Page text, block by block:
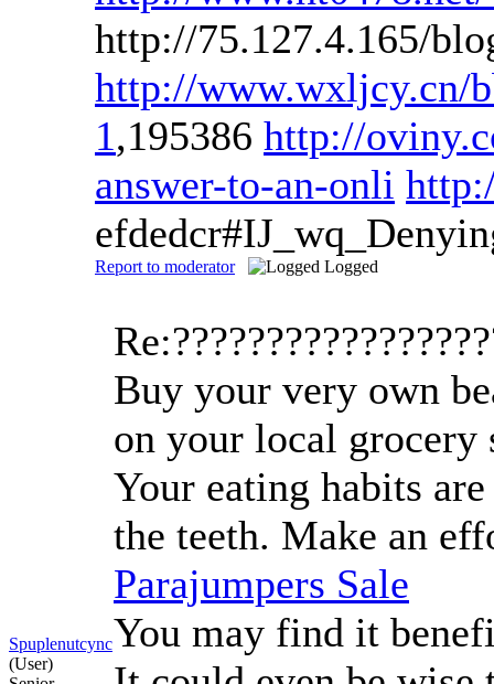
http://75.127.4.165/
http://www.wxljcy.cn/
1,195386 http://
answer-to-an-onli
Report to moderator Logged
Spuplenutcync
(User)
Buy your very own
on your local grocery
Your eating habits
the teeth. Make an
Parajumpers Sale
You may find it